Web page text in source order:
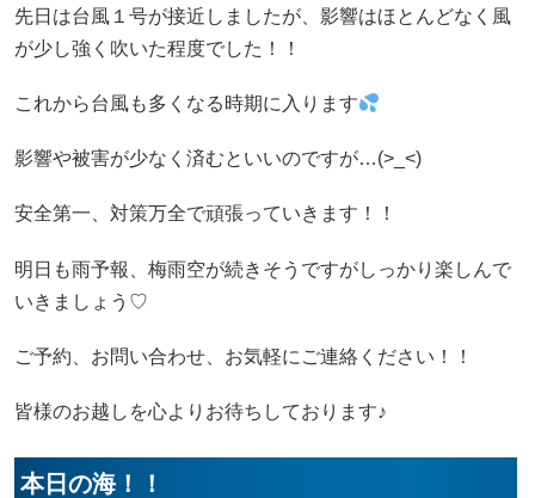
先日は台風１号が接近しましたが、影響はほとんどなく風
が少し強く吹いた程度でした！！
これから台風も多くなる時期に入ります
影響や被害が少なく済むといいのですが…(>_<)
安全第一、対策万全で頑張っていきます！！
明日も雨予報、梅雨空が続きそうですがしっかり楽しんで
いきましょう♡
ご予約、お問い合わせ、お気軽にご連絡ください！！
皆様のお越しを心よりお待ちしております♪
本日の海！！